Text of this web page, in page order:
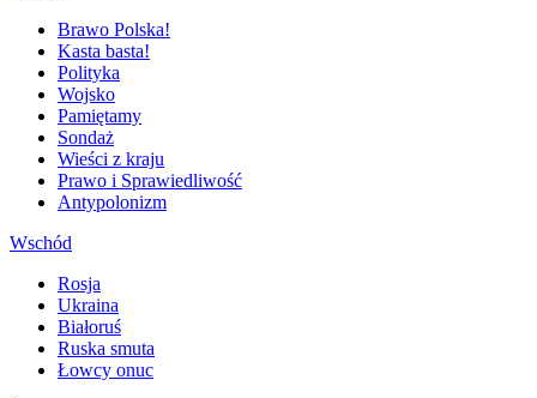
Brawo Polska!
Kasta basta!
Polityka
Wojsko
Pamiętamy
Sondaż
Wieści z kraju
Prawo i Sprawiedliwość
Antypolonizm
Wschód
Rosja
Ukraina
Białoruś
Ruska smuta
Łowcy onuc